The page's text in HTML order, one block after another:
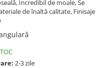
Incredibil de moale, Se
de înaltă calitate, Finisaje
2-3 zile